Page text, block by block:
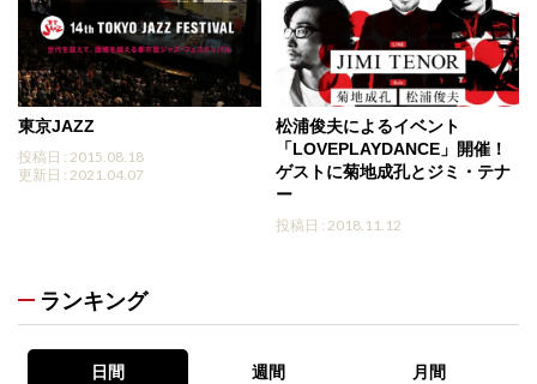
東京JAZZ
投稿日 : 2015.08.18
更新日 : 2021.04.07
松浦俊夫によるイベント
「LOVEPLAYDANCE」開催！
ゲストに菊地成孔とジミ・テナ
ー
投稿日 : 2018.11.12
ランキング
日間 週間 月間